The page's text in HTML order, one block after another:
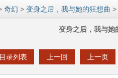
奇幻 >变身之后，我与她的狂想曲 >
变身之后，我与
目录列表 上一回 上一页